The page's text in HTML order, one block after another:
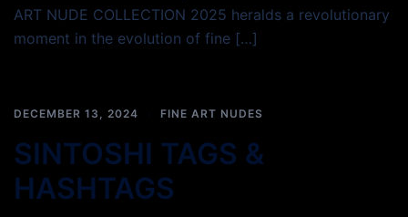
ART NUDE COLLECTION 2025 heralds a revolutionary
moment in the evolution of fine […]
DECEMBER 13, 2024 FINE ART NUDES
SINTOSHI TAGS &
HASHTAGS